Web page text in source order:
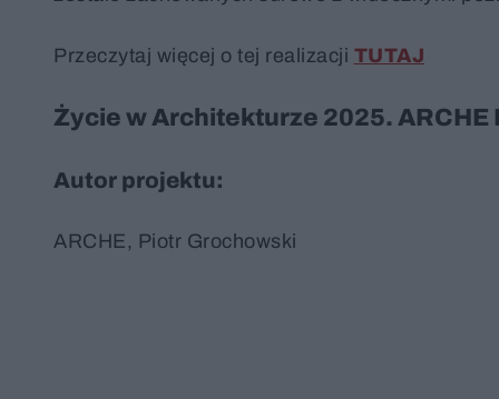
Przeczytaj więcej o tej realizacji TUTAJ
Życie w Architekturze 2025. ARCHE
Autor projektu:
ARCHE, Piotr Grochowski